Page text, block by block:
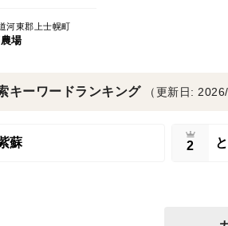
河東郡上士幌町
場
キーワードランキング （更新日:
蘇 2